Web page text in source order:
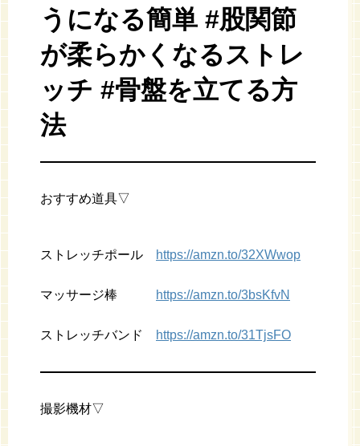
うになる簡単 #股関節
が柔らかくなるストレ
ッチ #骨盤を立てる方
法
おすすめ道具▽
ストレッチポール https://amzn.to/32XWwop
マッサージ棒 https://amzn.to/3bsKfvN
ストレッチバンド https://amzn.to/31TjsFO
撮影機材▽